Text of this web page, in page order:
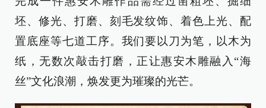
坯、修光、打磨、刻毛发纹饰、着色上光、配
置底座等七道工序。我们要以刀为笔，以木为
纸，无数次敲击打磨，正让惠安木雕融入“海
丝”文化浪潮，焕发更为璀璨的光芒。